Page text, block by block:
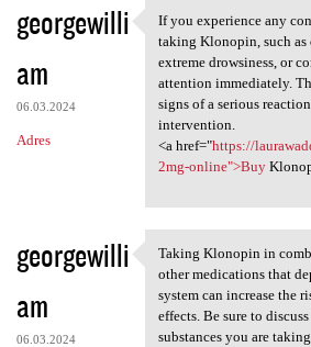
georgewilli
am
06.03.2024
Adres
If you experience
If you experience any
taking Klonopin, such
extreme drowsiness, or
attention immediately.
signs of a serious
intervention.
<a href="https://
2mg-online">Buy
georgewilli
am
06.03.2024
Taking Klonopin in
Taking Klonopin in
other medications that
system can increase the
effects. Be sure to
substances you are